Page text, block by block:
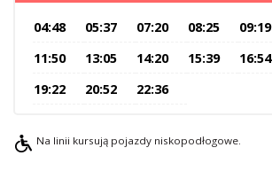
Ochrona danych osobowych
04:48 05:37 07:20 08:25 09:19
11:50
13:05 14:20 15:39 16:54
19:22
20:52 22:36
Na linii kursują pojazdy niskopodłogowe.